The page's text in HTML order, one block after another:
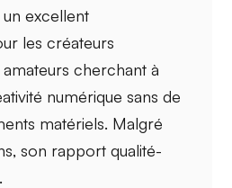
un excellent
lescréateurs
amateurs cherchant à
numérique sans de
matériels. Malgré
, son rapportqualité-